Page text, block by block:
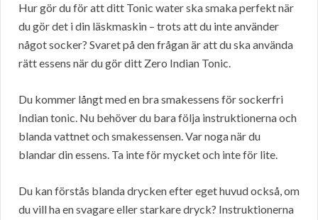
Hur gör du för att ditt Tonic water ska smaka perfekt när
du gör det i din läskmaskin – trots att du inte använder
något socker? Svaret på den frågan är att du ska använda
rätt essens när du gör ditt Zero Indian Tonic.
Du kommer långt med en bra smakessens för sockerfri
Indian tonic. Nu behöver du bara följa instruktionerna och
blanda vattnet och smakessensen. Var noga när du
blandar din essens. Ta inte för mycket och inte för lite.
Du kan förstås blanda drycken efter eget huvud också, om
du vill ha en svagare eller starkare dryck? Instruktionerna